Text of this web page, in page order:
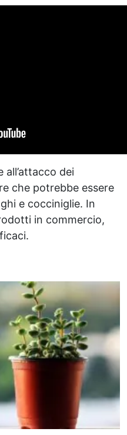
all’attacco dei
che potrebbe essere
e cocciniglie. In
in commercio,